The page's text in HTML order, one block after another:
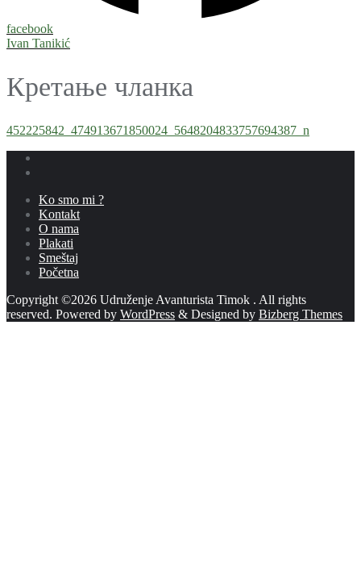
facebook
Ivan Tanikić
Кретање чланка
452225842_474913671850024_5648204833757694387_n
Ko smo mi ?
Kontakt
O nama
Plakati
Smeštaj
Početna
Copyright ©2026 Udruženje Avanturista Timok . All rights
reserved. Powered by WordPress & Designed by Bizberg Themes